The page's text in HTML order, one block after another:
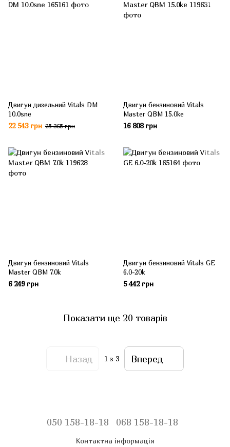
Двигун дизельний Vitals DM
10.0sne
22 543 грн 25 365 грн
Двигун бензиновий Vitals
Master QBM 15.0ke
16 808 грн
Двигун бензиновий Vitals
Master QBM 7.0k
6 249 грн
Двигун бензиновий Vitals GE
6.0-20k
5 442 грн
Показати ще 20 товарів
Назад 1 з 3 Вперед
050 158-18-18 068 158-18-18
Контактна інформація